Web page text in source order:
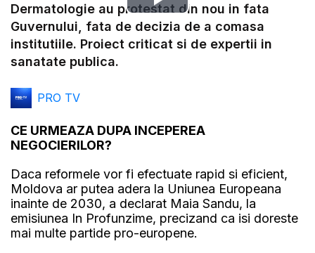
Play
Video
Dermatologie au protestat din nou in fata
Guvernului, fata de decizia de a comasa
institutiile. Proiect criticat si de expertii in
sanatate publica.
PRO TV
CE URMEAZA DUPA INCEPEREA
NEGOCIERILOR?
Daca reformele vor fi efectuate rapid si eficient,
Moldova ar putea adera la Uniunea Europeana
inainte de 2030, a declarat Maia Sandu, la
emisiunea In Profunzime, precizand ca isi doreste
mai multe partide pro-europene.